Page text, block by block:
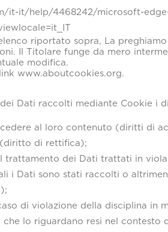
it-it/help/4468242/microsoft-
riportato sopra, La
Il Titolare funge da mero
modifica.
www.aboutcookies.org.
Dati raccolti mediante Cookie i
al loro contenuto (diritti di
di rettifica);
trattamento dei Dati trattati in
i Dati sono stati raccolti o
di violazione della disciplina in
lo riguardano resi nel contesto